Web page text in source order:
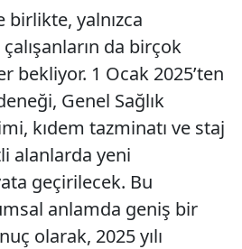
birlikte, yalnızca
da birçok
bekliyor. 1 Ocak 2025’ten
Genel Sağlık
kıdem tazminatı ve staj
alanlarda yeni
geçirilecek. Bu
anlamda geniş bir
olarak, 2025 yılı